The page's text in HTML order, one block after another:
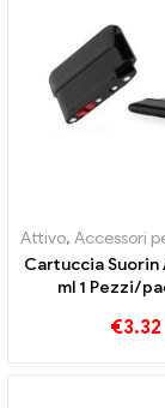
Attivo, Accessori per
Cartuccia Suorin
ml 1 Pezzi/
all'ingrosso丨
€3.32